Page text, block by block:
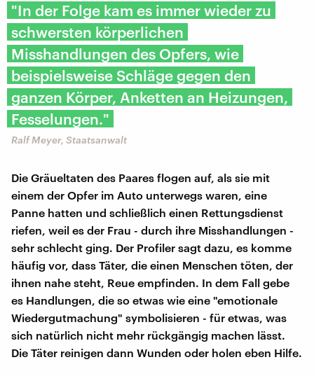
"In der Folge kam es immer wieder zu
schwersten körperlichen
Misshandlungen des Opfers, wie
beispielsweise Schläge gegen den
ganzen Körper, Anketten an Heizungen,
Fesselungen."
Ralf Meyer, Staatsanwalt
Die Gräueltaten des Paares flogen auf, als sie mit
einem der Opfer im Auto unterwegs waren, eine
Panne hatten und schließlich einen Rettungsdienst
riefen, weil es der Frau - durch ihre Misshandlungen -
sehr schlecht ging. Der Profiler sagt dazu, es komme
häufig vor, dass Täter, die einen Menschen töten, der
ihnen nahe steht, Reue empfinden. In dem Fall gebe
es Handlungen, die so etwas wie eine "emotionale
Wiedergutmachung" symbolisieren - für etwas, was
sich natürlich nicht mehr rückgängig machen lässt.
Die Täter reinigen dann Wunden oder holen eben Hilfe.